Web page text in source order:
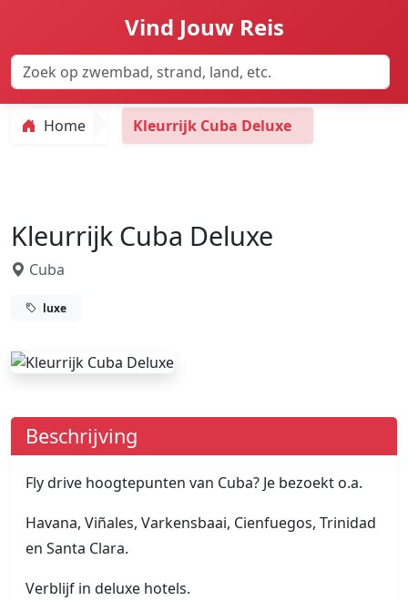
Vind Jouw Reis
Home Kleurrijk Cuba Deluxe
Kleurrijk Cuba Deluxe
Cuba
luxe
Beschrijving
Fly drive hoogtepunten van Cuba? Je bezoekt o.a.
Havana, Viñales, Varkensbaai, Cienfuegos, Trinidad
en Santa Clara.
Verblijf in deluxe hotels.